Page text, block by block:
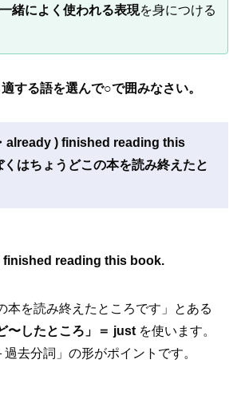
緒によく使われる表現を身につける
る語を選んで○で囲みなさい。
already ) finished reading this
はちょうどこの本を読み終えたと
finished reading this book.
を読み終えたところです」とある
〜したところ」＝ just を使います。
去分詞」の形がポイントです。